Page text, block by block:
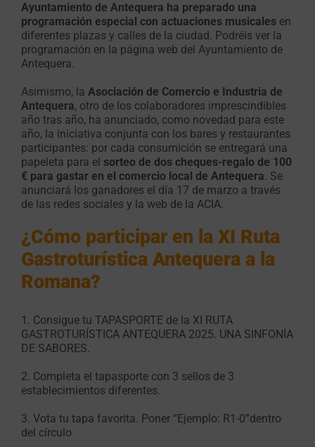
Ayuntamiento de Antequera ha preparado una
programación especial con actuaciones musicales en
diferentes plazas y calles de la ciudad. Podréis ver la
programación en la página web del Ayuntamiento de
Antequera.
Asimismo, la Asociación de Comercio e Industria de
Antequera, otro de los colaboradores imprescindibles
año tras año, ha anunciado, como novedad para este
año, la iniciativa conjunta con los bares y restaurantes
participantes: por cada consumición se entregará una
papeleta para el sorteo de dos cheques-regalo de 100
€ para gastar en el comercio local de Antequera . Se
anunciará los ganadores el día 17 de marzo a través
de las redes sociales y la web de la ACIA.
¿Cómo participar en la XI Ruta
Gastroturística Antequera a la
Romana?
1. Consigue tu TAPASPORTE de la XI RUTA
GASTROTURÍSTICA ANTEQUERA 2025. UNA SINFONÍA
DE SABORES.
2. Completa el tapasporte con 3 sellos de 3
establecimientos diferentes.
3. Vota tu tapa favorita. Poner “Ejemplo: R1-0”dentro
del círculo